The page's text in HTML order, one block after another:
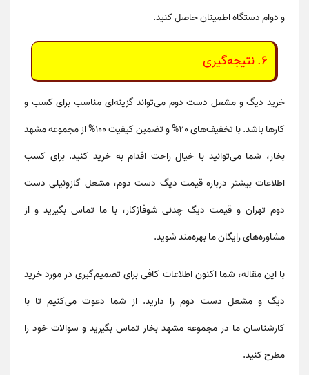
و دوام دستگاه اطمینان حاصل کنید.
6. نتیجه‌گیری
خرید دیگ و مشعل دست دوم می‌تواند گزینه‌ای مناسب برای کسب و
کارها باشد. با تخفیف‌های 20% وتضمین کیفیت 100%
از مجموعه مشهد
بخار، شما می‌توانید با خیال راحت اقدام به خرید کنید. برای کسب
اطلاعات بیشتر درباره قیمت دیگ دست دوم،مشعل گازوئیلی دست
دوم تهرانو قیمت دیگ چدنی شوفاژکار، با ما تماس بگیرید و از
مشاوره‌های رایگان ما بهره‌مند شوید.
با این مقاله، شما اکنون اطلاعات کافی برای تصمیم‌گیری در مورد خرید
دیگ و مشعل دست دومرا دارید. از شما دعوت می‌کنیم تا با
کارشناسان ما در مجموعه مشهد بخار تماس بگیرید و سوالات خود را
مطرح کنید.